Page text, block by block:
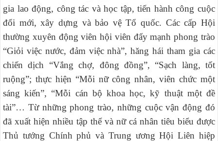
gia lao động, công tác và học tập, tiến hành công cuộc
đổi mới, xây dựng và bảo vệ Tổ quốc. Các cấp Hội
thường xuyên động viên hội viên đẩy mạnh phong trào
“Giỏi việc nước, đảm việc nhà”, hăng hái tham gia các
chiến dịch “Vắng chợ, đông đồng”, “Sạch làng, tốt
ruộng”; thực hiện “Mỗi nữ công nhân, viên chức một
sáng kiến”, “Mỗi cán bộ khoa học, kỹ thuật một đề
tài”… Từ những phong trào, những cuộc vận động đó
đã xuất hiện nhiều tập thể và nữ cá nhân tiêu biểu được
Thủ tướng Chính phủ và Trung ương Hội Liên hiệp